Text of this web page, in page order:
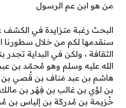
من هو ابن عم الرسول
البحث رغبة متزايدة في الكشف
سنقدمها لكم من خلال سطورنا
الثقافة ، ولكن في البداية تجدر
الله عليه وسلم وهو مُحمّد بن
هاشم بن عبد مَناف بن قُصي بن
بن لؤي بن غالب بن فِهْر بن
خُزيمة بن مُدركَة بن إلياس بن